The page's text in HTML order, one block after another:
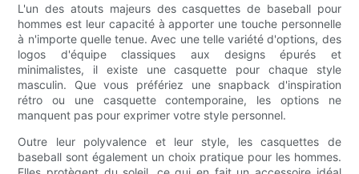
L'un des atouts majeurs des casquettes de baseball pour
hommes est leur capacité à apporter une touche personnelle
à n'importe quelle tenue. Avec une telle variété d'options, des
logos d'équipe classiques aux designs épurés et
minimalistes, il existe une casquette pour chaque style
masculin. Que vous préfériez une snapback d'inspiration
rétro ou une casquette contemporaine, les options ne
manquent pas pour exprimer votre style personnel.
Outre leur polyvalence et leur style, les casquettes de
baseball sont également un choix pratique pour les hommes.